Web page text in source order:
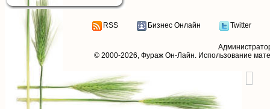
RSS Бизнес Онлайн Twitter
© 2000-2026, Фураж Он-Лайн. Использование